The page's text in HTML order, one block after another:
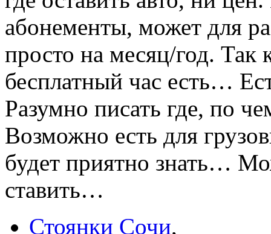
абонементы, может для
просто на месяц/год. Так
бесплатный час есть…
Разумно писать где, по
Возможно есть для
будет приятно знать…
ставить…
Стоянки Сочи,